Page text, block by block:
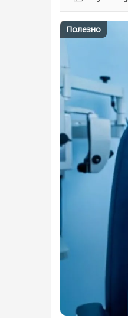
Полезно